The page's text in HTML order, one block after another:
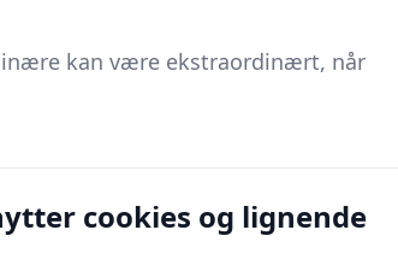
kan være ekstraordinært, når
børn og voksne med sit far-søn-
dreng fejlagtigt bliver udnævnt
cookies og lignende